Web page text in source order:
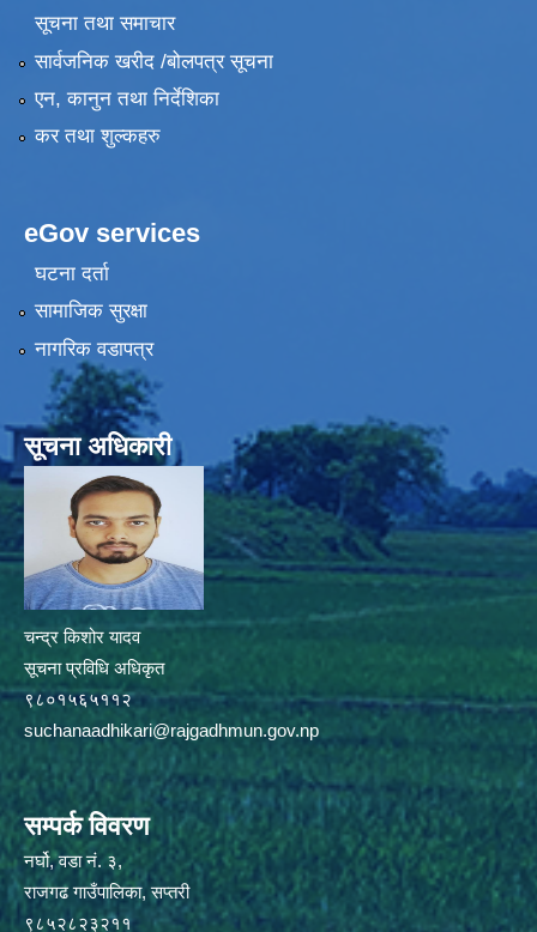
सूचना तथा समाचार
सार्वजनिक खरीद /बोलपत्र सूचना
एन, कानुन तथा निर्देशिका
कर तथा शुल्कहरु
eGov services
घटना दर्ता
सामाजिक सुरक्षा
नागरिक वडापत्र
सूचना अधिकारी
चन्द्र किशोर यादव
सूचना प्रविधि अधिकृत
९८०१५६५११२
suchanaadhikari@rajgadhmun.gov.np
सम्पर्क विवरण
नर्घो, वडा नं. ३,
राजगढ गाउँपालिका, सप्तरी
९८५२८२३२११